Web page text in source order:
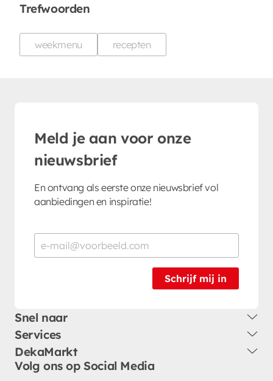
Trefwoorden
weekmenu recepten
Meld je aan voor onze
nieuwsbrief
En ontvang als eerste onze nieuwsbrief vol
aanbiedingen en inspiratie!
Schrijf mij in
Snel naar
Services
DekaMarkt
Volg ons op Social Media